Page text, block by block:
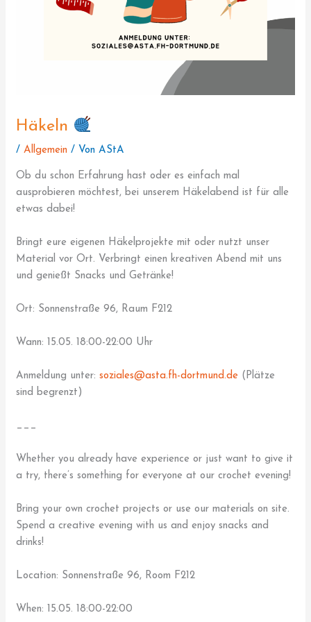
Häkeln
/Allgemein / VonAStA
Ob du schon Erfahrung hast oder es einfach mal
ausprobieren möchtest, bei unserem Häkelabend ist für alle
etwas dabei!
Bringt eure eigenen Häkelprojekte mit oder nutzt unser
Material vor Ort. Verbringt einen kreativen Abend mit uns
und genießt Snacks und Getränke!
Ort: Sonnenstraße 96, Raum F212
Wann: 15.05. 18:00-22:00 Uhr
Anmeldung unter:soziales@asta.fh-dortmund.de (Plätze
sind begrenzt)
___
Whether you already have experience or just want to give it
a try, there’s something for everyone at our crochet evening!
Bring your own crochet projects or use our materials on site.
Spend a creative evening with us and enjoy snacks and
drinks!
Location: Sonnenstraße 96, Room F212
When: 15.05. 18:00-22:00